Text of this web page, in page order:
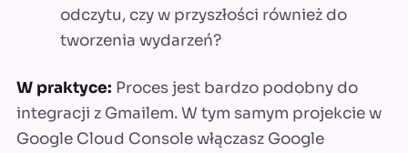
odczytu, czy w przyszłości również do
tworzenia wydarzeń?
W praktyce: Proces jest bardzo podobny do
integracji z Gmailem. W tym samym projekcie w
Google Cloud Console włączasz Google